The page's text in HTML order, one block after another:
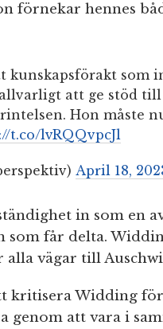
förnekar hennes
kunskapsförakt som
att ge stöd
Hon måste
t.co/lvRQQvpcJl
April 18,
in som en
som får delta.
vägar till
kritisera Widding
genom att vara i